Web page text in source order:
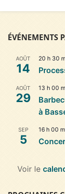
ÉVÉNEMENTS
AOÛT
14
20 h 30
AOÛT
29
13 h 00
à
SEP
5
16 h 00
Voir le